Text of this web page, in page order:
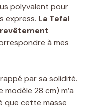
polyvalent pour
express. La Tefal
à mes
par sa solidité.
28 cm) m’a
que cette masse